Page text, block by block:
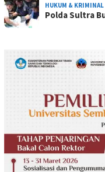
HUKUM & KRIMINAL
Polda Sultra